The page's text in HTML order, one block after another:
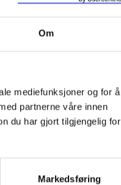
Om
mediefunksjoner og for å
partnerne våre innen
du har gjort tilgjengelig for
Markedsføring
i